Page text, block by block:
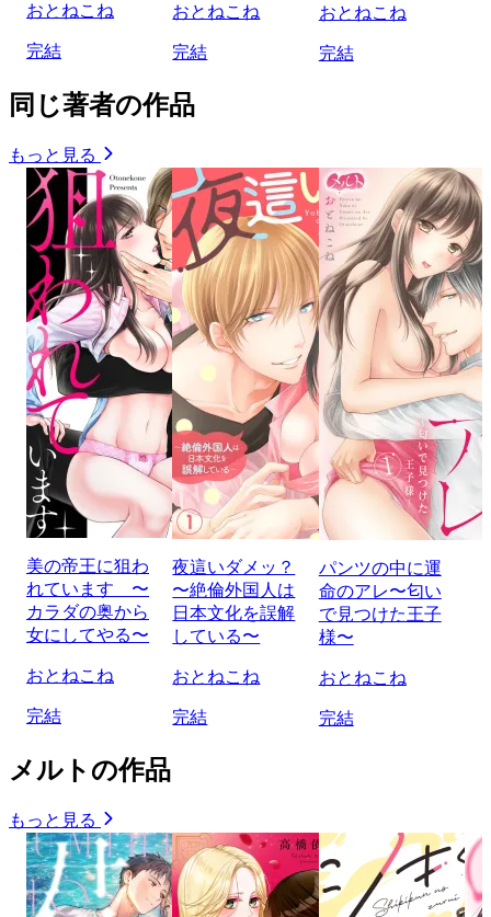
おとねこね
完結
おとねこね
完結
おとねこね
完結
同じ著者の作品
もっと見る
美の帝王に狙わ
れています 〜
カラダの奥から
女にしてやる〜
おとねこね
完結
夜這いダメッ？
〜絶倫外国人は
日本文化を誤解
している〜
おとねこね
完結
パンツの中に運
命のアレ〜匂い
で見つけた王子
様〜
おとねこね
完結
メルトの作品
もっと見る